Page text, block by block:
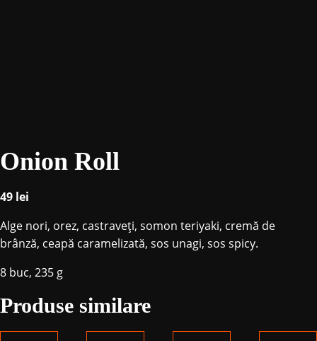
Onion Roll
49 lei
Alge nori, orez, castraveți, somon teriyaki, cremă de
brânză, ceapă caramelizată, sos unagi, sos spicy.
8 buc, 235 g
Produse similare